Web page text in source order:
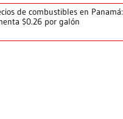
de combustibles en Panamá:
$0.26 por galón